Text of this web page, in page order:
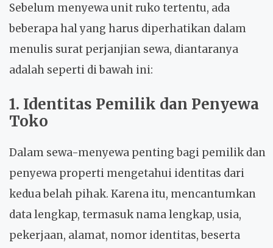
Sebelum menyewa unit ruko tertentu, ada
beberapa hal yang harus diperhatikan dalam
menulis surat perjanjian sewa, diantaranya
adalah seperti di bawah ini:
1. Identitas Pemilik dan Penyewa
Toko
Dalam sewa-menyewa penting bagi pemilik dan
penyewa properti mengetahui identitas dari
kedua belah pihak. Karena itu, mencantumkan
data lengkap, termasuk nama lengkap, usia,
pekerjaan, alamat, nomor identitas, beserta